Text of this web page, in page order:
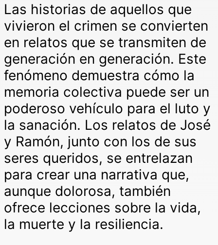
Las historias de aquellos que
vivieron el crimen se convierten
en relatos que se transmiten de
generación en generación. Este
fenómeno demuestra cómo la
memoria colectiva puede ser un
poderoso vehículo para el luto y
la sanación. Los relatos de José
y Ramón, junto con los de sus
seres queridos, se entrelazan
para crear una narrativa que,
aunque dolorosa, también
ofrece lecciones sobre la vida,
la muerte y la resiliencia.